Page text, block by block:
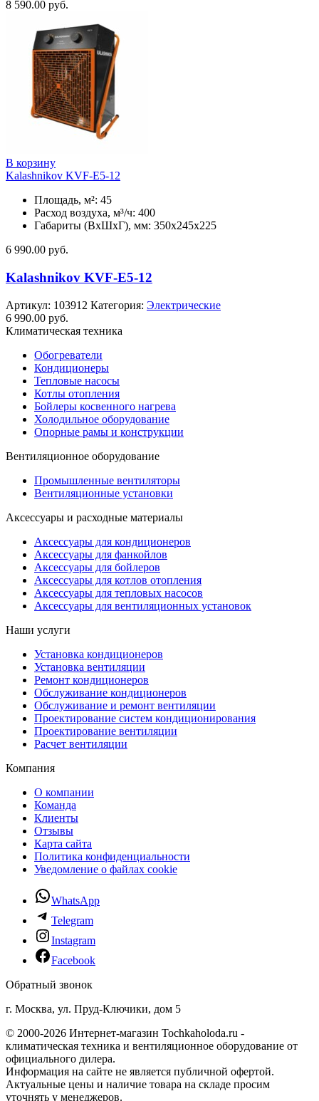
8 590.00 руб.
В корзину
Kalashnikov KVF-E5-12
Площадь, м²: 45
Расход воздуха, м³/ч: 400
Габариты (ВхШхГ), мм: 350x245x225
6 990.00 руб.
Kalashnikov KVF-E5-12
Артикул: 103912 Категория: Электрические
6 990.00 руб.
Климатическая техника
Обогреватели
Кондиционеры
Тепловые насосы
Котлы отопления
Бойлеры косвенного нагрева
Холодильное оборудование
Опорные рамы и конструкции
Вентиляционное оборудование
Промышленные вентиляторы
Вентиляционные установки
Аксессуары и расходные материалы
Аксессуары для кондиционеров
Аксессуары для фанкойлов
Аксессуары для бойлеров
Аксессуары для котлов отопления
Аксессуары для тепловых насосов
Аксессуары для вентиляционных установок
Наши услуги
Установка кондиционеров
Установка вентиляции
Ремонт кондиционеров
Обслуживание кондиционеров
Обслуживание и ремонт вентиляции
Проектирование систем кондиционирования
Проектирование вентиляции
Расчет вентиляции
Компания
О компании
Команда
Клиенты
Отзывы
Карта сайта
Политика конфиденциальности
Уведомление о файлах cookie
WhatsApp
Telegram
Instagram
Facebook
Обратный звонок
г. Москва, ул. Пруд-Ключики, дом 5
© 2000-2026 Интернет-магазин Tochkaholoda.ru -
климатическая техника и вентиляционное оборудование от
официального дилера.
Информация на сайте не является публичной офертой.
Актуальные цены и наличие товара на складе просим
уточнять у менеджеров.